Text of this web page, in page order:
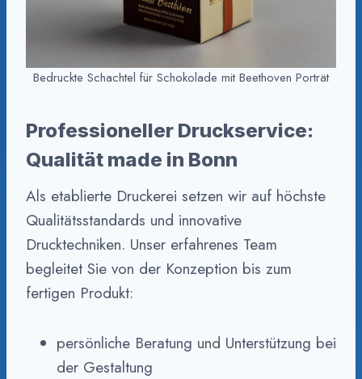
Bedruckte Schachtel für Schokolade mit Beethoven Porträt
Professioneller Druckservice:
Qualität made in Bonn
Als etablierte Druckerei setzen wir auf höchste
Qualitätsstandards und innovative
Drucktechniken. Unser erfahrenes Team
begleitet Sie von der Konzeption bis zum
fertigen Produkt:
persönliche Beratung und Unterstützung bei
der Gestaltung